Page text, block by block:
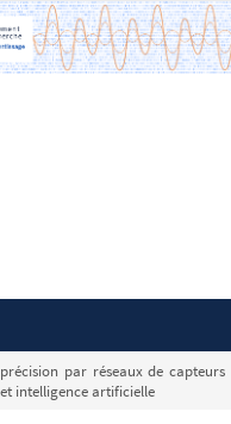
par réseaux de capteurs
intelligence artificielle